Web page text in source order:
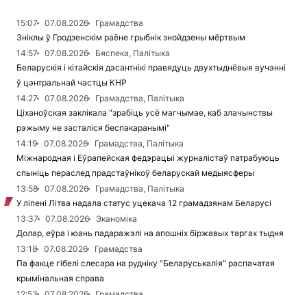
15:07 07.08.2026
Грамадства
Зніклы ў Гродзенскім раёне грыбнік знойдзены мёртвым
14:57
07.08.2026
Бяспека, Палітыка
Беларускія і кітайскія дэсантнікі правядуць двухтыднёвыя вучэнні
ў цэнтральнай частцы КНР
14:27
07.08.2026
Грамадства, Палітыка
Ціханоўская заклікала "зрабіць усё магчымае, каб злачынствы
рэжыму не засталіся беспакаранымі"
14:19
07.08.2026
Грамадства, Палітыка
Міжнародная і Еўрапейская федэрацыі журналістаў патрабуюць
спыніць пераслед прадстаўнікоў беларускай медыясферы
13:58
07.08.2026
Грамадства, Палітыка
У ліпені Літва надала статус уцекача 12 грамадзянам Беларусі
13:37
07.08.2026
Эканоміка
Долар, еўра і юань падаражэлі на апошніх біржавых таргах тыдня
13:18
07.08.2026
Грамадства
Па факце гібелі слесара на рудніку "Беларуськалія" распачатая
крымінальная справа